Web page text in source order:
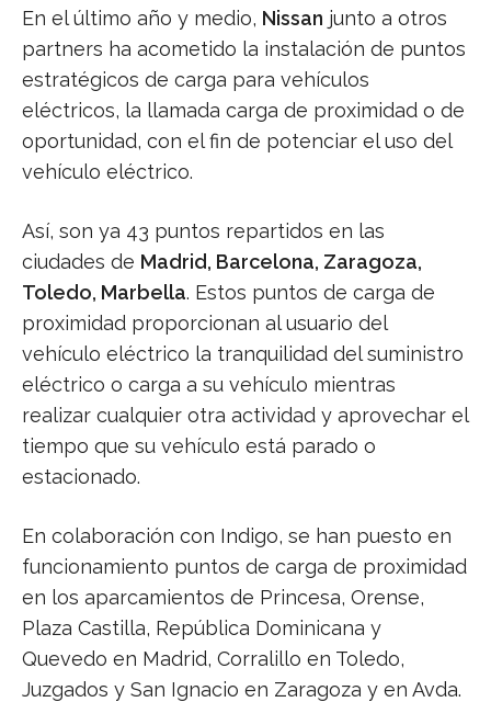
En el último año y medio, Nissan junto a otros
partners ha acometido la instalación de puntos
estratégicos de carga para vehículos
eléctricos, la llamada carga de proximidad o de
oportunidad, con el fin de potenciar el uso del
vehículo eléctrico.
Así, son ya 43 puntos repartidos en las
ciudades de Madrid, Barcelona, Zaragoza,
Toledo, Marbella. Estos puntos de carga de
proximidad proporcionan al usuario del
vehículo eléctrico la tranquilidad del suministro
eléctrico o carga a su vehículo mientras
realizar cualquier otra actividad y aprovechar el
tiempo que su vehículo está parado o
estacionado.
En colaboración con Indigo, se han puesto en
funcionamiento puntos de carga de proximidad
en los aparcamientos de Princesa, Orense,
Plaza Castilla, República Dominicana y
Quevedo en Madrid, Corralillo en Toledo,
Juzgados y San Ignacio en Zaragoza y en Avda.